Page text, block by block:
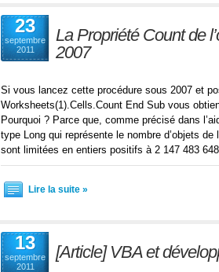
23
septembre
2011
La Propriété Count de
2007
Si vous lancez cette procédure sous 2007 et
Worksheets(1).Cells.Count End Sub vous
Pourquoi ? Parce que, comme précisé dans
type Long qui représente le nombre d’objets
sont limitées en entiers positifs à 2 147 483
Lire la suite »
13
septembre
2011
[Article] VBA et